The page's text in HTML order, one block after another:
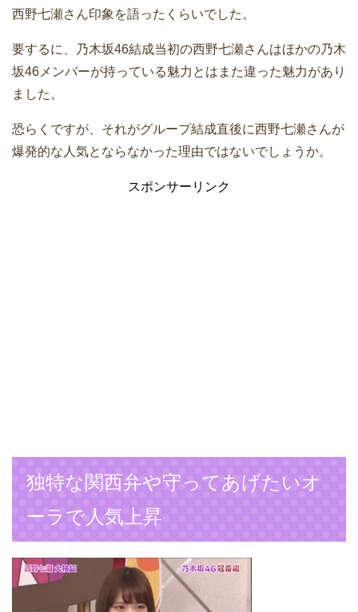
西野七瀬さん印象を語ったくらいでした。
要するに、乃木坂46結成当初の西野七瀬さんはほかの乃木
坂46メンバーが持っている魅力とはまた違った魅力があり
ました。
恐らくですが、それがグループ結成直後に西野七瀬さんが
爆発的な人気とならなかった理由ではないでしょうか。
スポンサーリンク
独特な関西弁や守ってあげたいオ
ーラで人気上昇